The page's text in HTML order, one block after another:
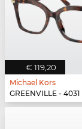
€ 119,20
Michael Kors
GREENVILLE - 4031